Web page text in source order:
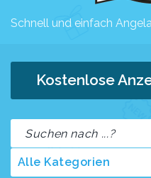
Schnell und einfach
Kostenlose
Alle Kategorien